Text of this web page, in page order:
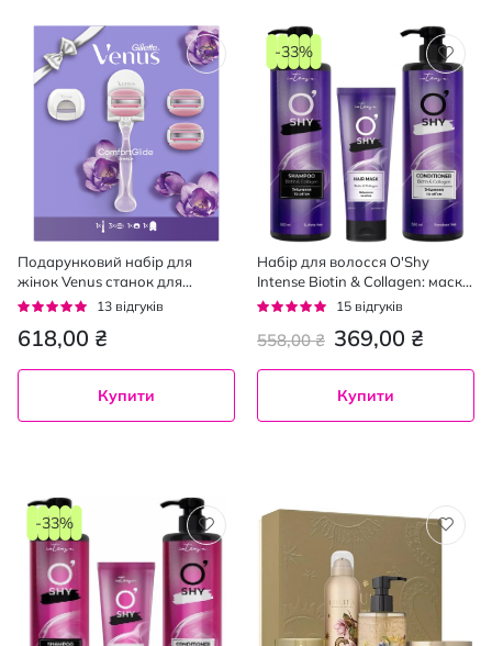
Подарунковий набір для
жінок Venus станок для
гоління ComfortGlide Breeze з 3
змінними картриджами +
дорожній футляр + кріплення
Рейтинг:
13 відгуків
618,00 ₴
Купити
Набір для волосся O'Shy
Intense Biotin & Collagen: маска
200 мл, шампунь 500 мл,
кондиціонер 500 мл
Рейтинг:
15 відгуків
369,00 ₴
558,00 ₴
-33%
Купити
-33%